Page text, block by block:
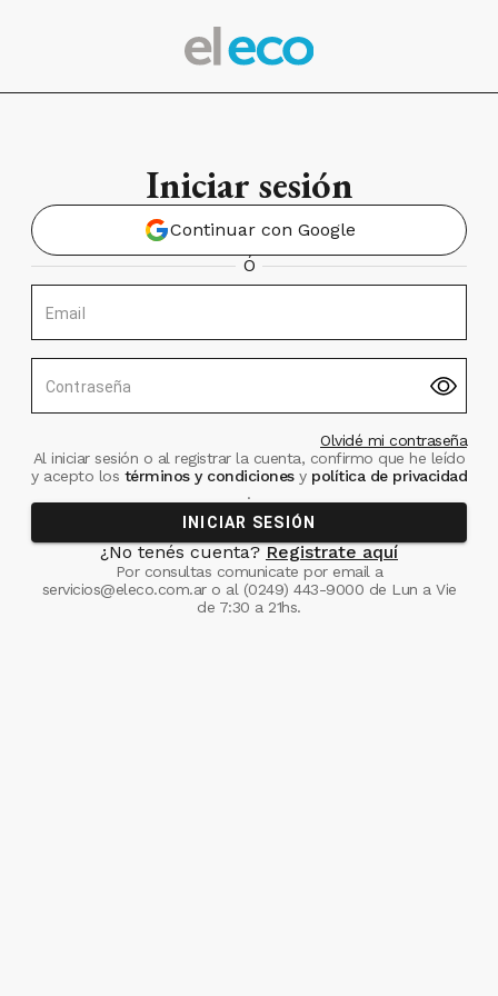
Iniciar sesión
Continuar con Google
Ó
Email
Contraseña
Olvidé mi contraseña
Al iniciar sesión o al registrar la cuenta, confirmo que he leído
y acepto los términos y condiciones ypolítica de privacidad
.
INICIAR SESIÓN
¿No tenés cuenta? Registrate aquí
Por consultas comunicate por email a
servicios@eleco.com.aro al (0249) 443-9000 de Lun a Vie
de 7:30 a 21hs.